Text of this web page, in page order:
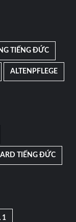
TIẾNG ĐỨC
ALTENPFLEGE
TIẾNG ĐỨC
1